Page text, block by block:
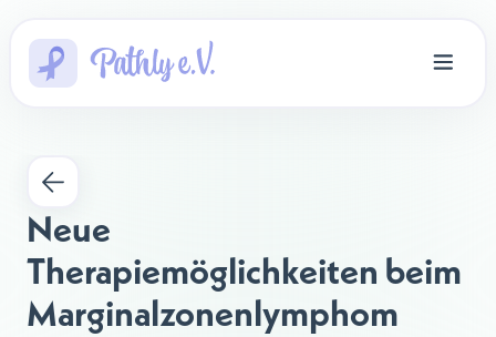
Neue
Therapiemöglichkeiten beim
Marginalzonenlymphom